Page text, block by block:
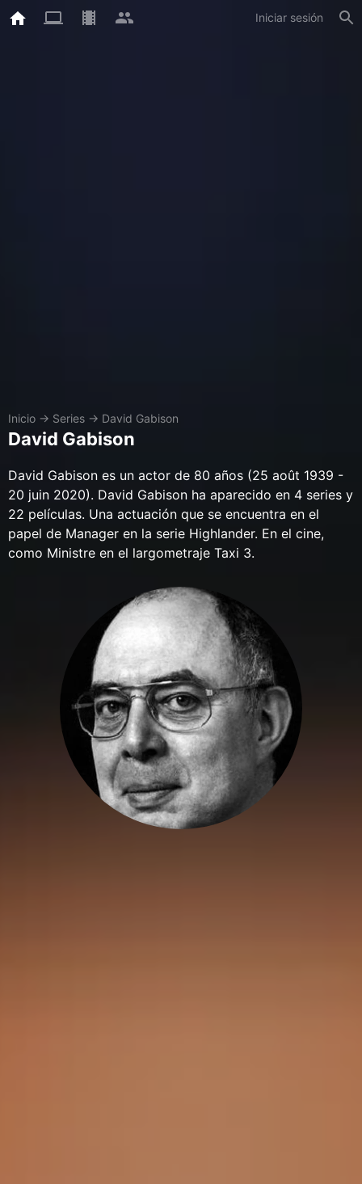
Iniciar sesión
Inicio → Series → David Gabison
David Gabison
David Gabison es un actor de 80 años (25 août 1939 -
20 juin 2020). David Gabison ha aparecido en 4 series y
22 películas. Una actuación que se encuentra en el
papel de Manager en la serie Highlander. En el cine,
como Ministre en el largometraje Taxi 3.